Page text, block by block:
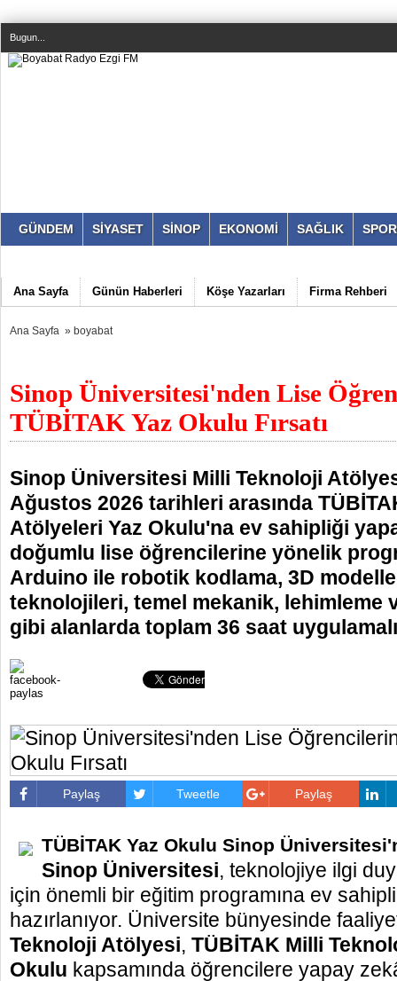
Bugun...
GÜNDEM SİYASET SİNOP EKONOMİ SAĞLIK SPOR
Ana Sayfa Günün Haberleri Köşe Yazarları Firma Rehberi
Ana Sayfa » boyabat
Sinop Üniversitesi'nden Lise
TÜBİTAK Yaz Okulu Fırsatı
Sinop Üniversitesi Milli Teknoloji
Ağustos 2026 tarihleri arasında
Atölyeleri Yaz Okulu'na ev sahipliği
doğumlu lise öğrencilerine yönelik
Arduino ile robotik kodlama, 3D
teknolojileri, temel mekanik, lehimleme
gibi alanlarda toplam 36 saat
Paylaş Tweetle Paylaş
TÜBİTAK Yaz Okulu Sinop
Sinop Üniversitesi, teknolojiye ilgi
için önemli bir eğitim programına ev
hazırlanıyor. Üniversite bünyesinde
Teknoloji Atölyesi, TÜBİTAK Milli
Okulu kapsamında öğrencilere yapay